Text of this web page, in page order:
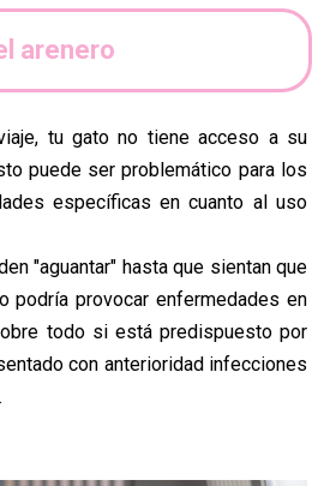
arenero
tu gato no tiene acceso a su
puede ser problemático para los
específicas en cuanto al uso
"aguantar" hasta que sientan que
podría provocar enfermedades en
todo si está predispuesto por
con anterioridad infecciones